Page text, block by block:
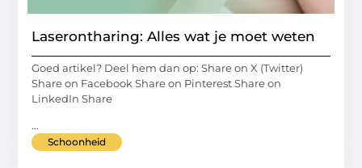
Laserontharing: Alles wat je moet weten
Goed artikel? Deel hem dan op: Share on X (Twitter)
Share on Facebook Share on Pinterest Share on
LinkedIn Share
...
Schoonheid